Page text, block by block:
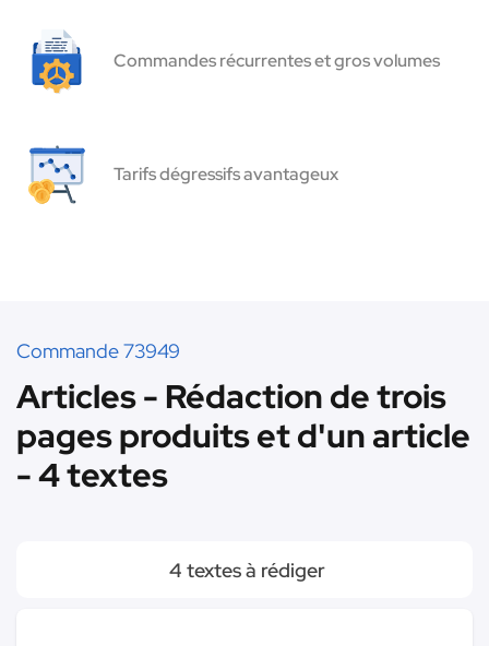
Commandes récurrentes et gros volumes
Tarifs dégressifs avantageux
Commande 73949
Articles - Rédaction de trois
pages produits et d'un article
- 4 textes
4 textes à rédiger